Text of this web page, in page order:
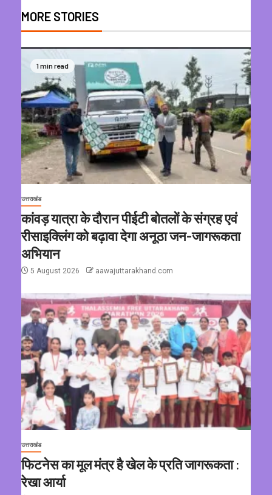
MORE STORIES
1 min read
उत्तराखंड
कांवड़ यात्रा के दौरान पीईटी बोतलों के संग्रह एवं
रीसाइक्लिंग को बढ़ावा देगा अनूठा जन-जागरूकता
अभियान
5 August 2026 aawajuttarakhand.com
उत्तराखंड
फिटनेस का मूल मंत्र है खेल के प्रति जागरूकता :
रेखा आर्या